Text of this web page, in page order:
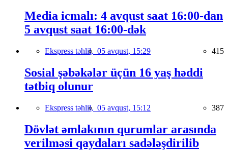
Media icmalı: 4 avqust saat 16:00-dan
5 avqust saat 16:00-dək
Ekspress təhlil, 05 avqust, 15:29 415
Sosial şəbəkələr üçün 16 yaş həddi
tətbiq olunur
Ekspress təhlil, 05 avqust, 15:12 387
Dövlət əmlakının qurumlar arasında
verilməsi qaydaları sadələşdirilib